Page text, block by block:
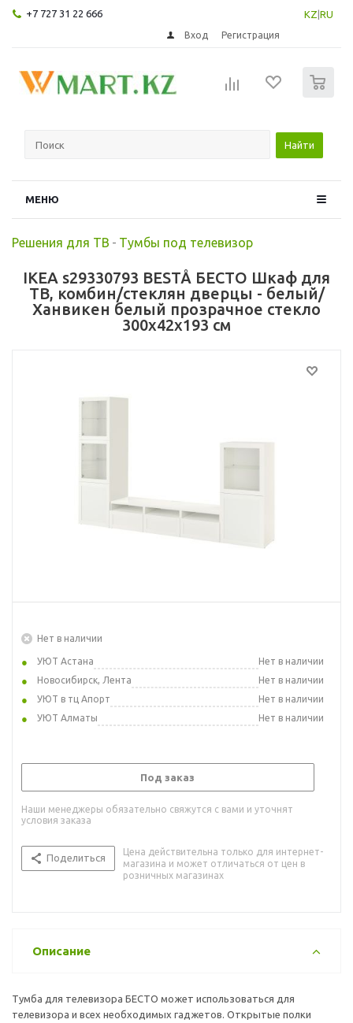
+7 727 31 22 666 KZ RU
Вход Регистрация
Найти
МЕНЮ
Решения для ТВ - Тумбы под телевизор
IKEA s29330793 BESTÅ БЕСТО Шкаф для
ТВ, комбин/стеклян дверцы - белый/
Ханвикен белый прозрачное стекло
300x42x193 см
Нет в наличии
УЮТ Астана
Нет в наличии
Новосибирск, Лента
Нет в наличии
УЮТ в тц Апорт
Нет в наличии
УЮТ Алматы
Нет в наличии
Под заказ
Наши менеджеры обязательно свяжутся с вами и уточнят
условия заказа
Поделиться
Цена действительна только для интернет-
магазина и может отличаться от цен в
розничных магазинах
Описание
Тумба для телевизора БЕСТО может использоваться для
телевизора и всех необходимых гаджетов. Открытые полки